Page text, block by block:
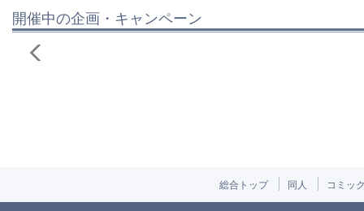
開催中の企画・キャンペーン
総合トップ 同人 コミッ